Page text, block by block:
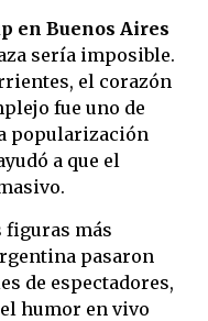
en Buenos Aires
sería imposible.
el corazón
fue uno de
popularización
a que el
figuras más
pasaron
de espectadores,
humor en vivo